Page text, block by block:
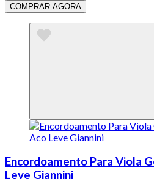
COMPRAR AGORA
Encordoamento Para Viola
Leve Giannini